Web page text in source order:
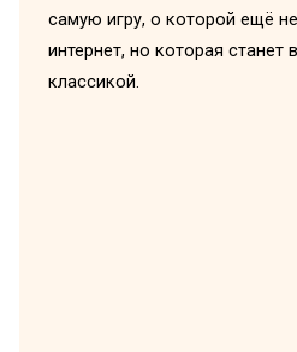
самую игру, о которой ещё
интернет, но которая станет
классикой.